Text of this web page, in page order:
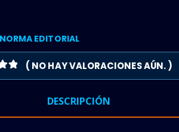
NORMA EDITORIAL
( NO HAY VALORACIONES AÚN. )
DESCRIPCIÓN